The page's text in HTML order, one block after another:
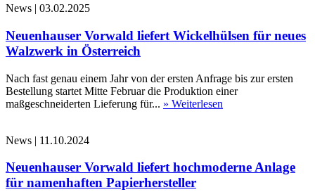
News | 03.02.2025
Neuenhauser Vorwald liefert Wickelhülsen für neues
Walzwerk in Österreich
Nach fast genau einem Jahr von der ersten Anfrage bis zur ersten
Bestellung startet Mitte Februar die Produktion einer
maßgeschneiderten Lieferung für... » Weiterlesen
News | 11.10.2024
Neuenhauser Vorwald liefert hochmoderne Anlage
für namenhaften Papierhersteller